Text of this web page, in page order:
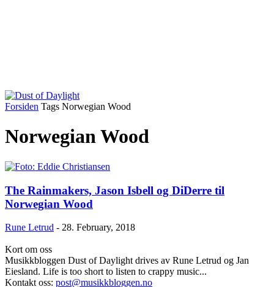
Forsiden Tags Norwegian Wood
Norwegian Wood
The Rainmakers, Jason Isbell og DiDerre til
Norwegian Wood
Rune Letrud - 28. February, 2018
Kort om oss
Musikkbloggen Dust of Daylight drives av Rune Letrud og Jan
Eiesland. Life is too short to listen to crappy music...
Kontakt oss: post@musikkbloggen.no